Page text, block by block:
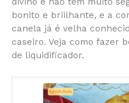
e
b
o
o
s
e
n
g
er
s
A
p
p
re
st
bonito e briilhante, e a
canela já é velha
caseiro. Veja como fazer
de liquidificador.